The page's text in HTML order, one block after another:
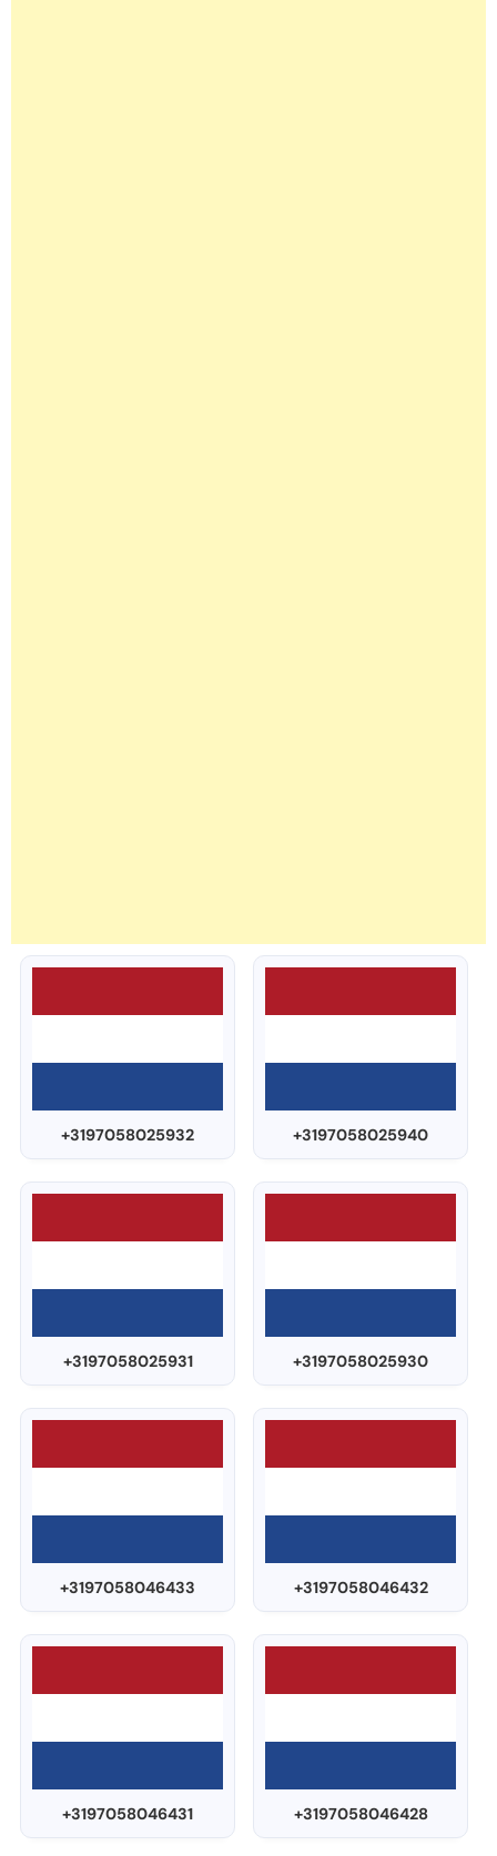
+3197058025932 +3197058025940
+3197058025931 +3197058025930
+3197058046433 +3197058046432
+3197058046431 +3197058046428